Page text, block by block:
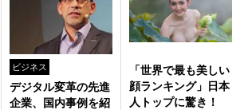
ビジネス
デジタル変革の先進
企業、国内事例を紹
「世界で最も美しい
顔ランキング」日本
人トップに驚き！